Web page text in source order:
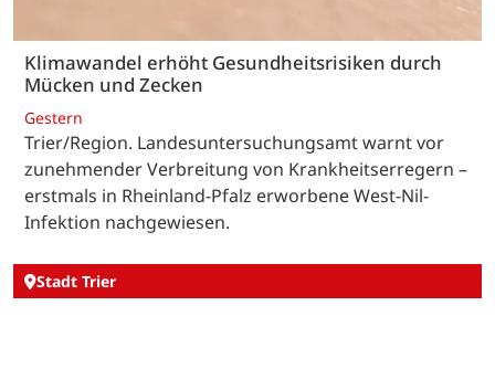
Klimawandel erhöht Gesundheitsrisiken durch
Mücken und Zecken
Gestern
Trier/Region. Landesuntersuchungsamt warnt vor
zunehmender Verbreitung von Krankheitserregern –
erstmals in Rheinland-Pfalz erworbene West-Nil-
Infektion nachgewiesen.
Stadt Trier